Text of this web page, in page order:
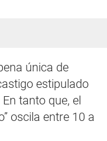
única de
estipulado
tanto que, el
oscila entre 10 a